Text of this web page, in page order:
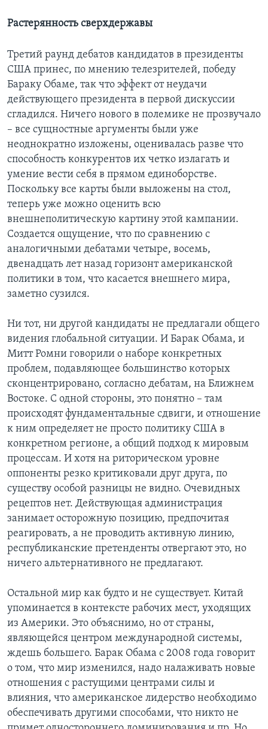
Растерянность сверхдержавы
Третий раунд дебатов кандидатов в президенты
США принес, по мнению телезрителей, победу
Бараку Обаме, так что эффект от неудачи
действующего президента в первой дискуссии
сгладился. Ничего нового в полемике не прозвучало
– все сущностные аргументы были уже
неоднократно изложены, оценивалась разве что
способность конкурентов их четко излагать и
умение вести себя в прямом единоборстве.
Поскольку все карты были выложены на стол,
теперь уже можно оценить всю
внешнеполитическую картину этой кампании.
Создается ощущение, что по сравнению с
аналогичными дебатами четыре, восемь,
двенадцать лет назад горизонт американской
политики в том, что касается внешнего мира,
заметно сузился.
Ни тот, ни другой кандидаты не предлагали общего
видения глобальной ситуации. И Барак Обама, и
Митт Ромни говорили о наборе конкретных
проблем, подавляющее большинство которых
сконцентрировано, согласно дебатам, на Ближнем
Востоке. С одной стороны, это понятно – там
происходят фундаментальные сдвиги, и отношение
к ним определяет не просто политику США в
конкретном регионе, а общий подход к мировым
процессам. И хотя на риторическом уровне
оппоненты резко критиковали друг друга, по
существу особой разницы не видно. Очевидных
рецептов нет. Действующая администрация
занимает осторожную позицию, предпочитая
реагировать, а не проводить активную линию,
республиканские претенденты отвергают это, но
ничего альтернативного не предлагают.
Остальной мир как будто и не существует. Китай
упоминается в контексте рабочих мест, уходящих
из Америки. Это объяснимо, но от страны,
являющейся центром международной системы,
ждешь большего. Барак Обама с 2008 года говорит
о том, что мир изменился, надо налаживать новые
отношения с растущими центрами силы и
влияния, что американское лидерство необходимо
обеспечивать другими способами, что никто не